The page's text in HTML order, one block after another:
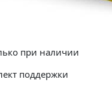
при наличии
поддержки